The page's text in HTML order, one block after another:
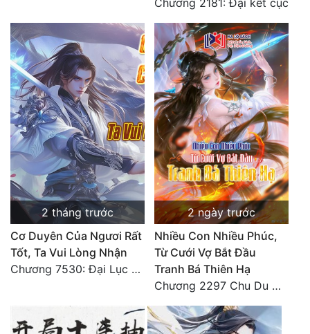
Tu Tiên
Tội Phạm
Vô Địch
Võ Hiệp
Võng Du
Xuyên Không
Xuyên Nhanh
Xuyên Sách
Xuyên Thư
Đô Thị
Chương 2181: Đại kết cục
2 tháng trước
Cơ Duyên Của Ngươi Rất
Tốt, Ta Vui Lòng Nhận
Chương 7530: Đại Lục Khởi Nguyên – Kiến Thành 71
2 ngày trước
Nhiều Con Nhiều Phúc,
Từ Cưới Vợ Bắt Đầu
Tranh Bá Thiên Hạ
Chương 2297 Chu Du Du mang thai